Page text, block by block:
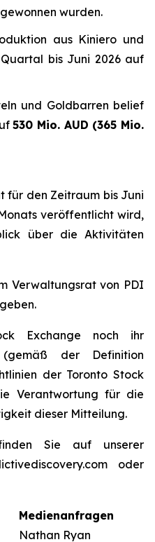
gewonnen wurden.
aus Kiniero und
bis Juni 2026 auf
und Goldbarren belief
530 Mio. AUD (365 Mio.
für den Zeitraum bis Juni
veröffentlicht wird,
über die Aktivitäten
Verwaltungsrat von PDI
Exchange noch ihr
(gemäß der Definition
der Toronto Stock
Verantwortung für die
dieser Mitteilung.
Sie auf unserer
oder
Medienanfragen
Nathan Ryan